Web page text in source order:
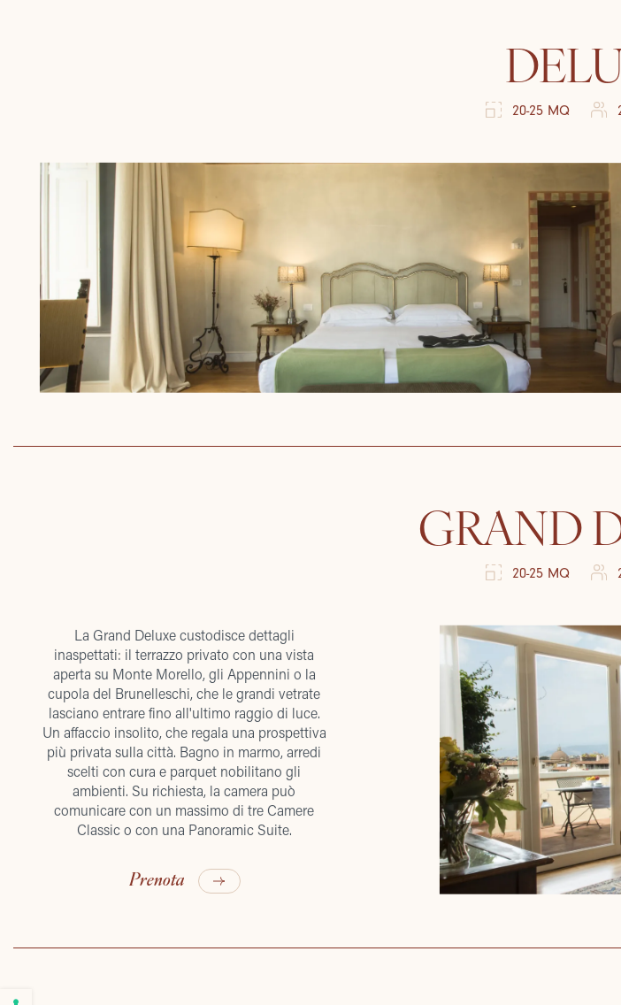
20-25 MQ
GRAND
20-25 MQ
La Grand Deluxe custodisce dettagli
inaspettati: il terrazzo privato con una vista
aperta su Monte Morello, gli Appennini o la
cupola del Brunelleschi, che le grandi vetrate
lasciano entrare fino all'ultimo raggio di luce.
Un affaccio insolito, che regala una prospettiva
più privata sulla città. Bagno in marmo, arredi
scelti con cura e parquet nobilitano gli
ambienti. Su richiesta, la camera può
comunicare con un massimo di tre Camere
Classic o con una Panoramic Suite.
Prenota